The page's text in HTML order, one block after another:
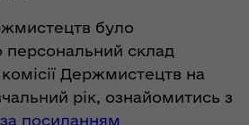
було
персональний склад
комісії Держмистецтв на
рік, ознайомитись з
за посиланням